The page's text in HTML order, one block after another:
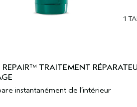
1
TRAITEMENT
instantanément de l’intérieur